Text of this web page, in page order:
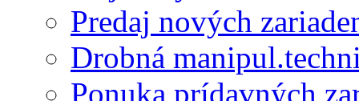
Predaj nových
Drobná
Ponuka prídavných